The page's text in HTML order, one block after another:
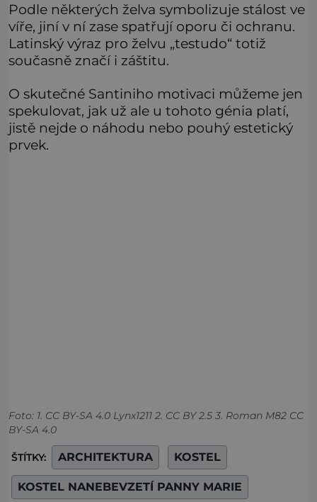
Podle některých želva symbolizuje stálost ve
víře, jiní v ní zase spatřují oporu či ochranu.
Latinský výraz pro želvu „testudo“ totiž
současně značí i záštitu.
O skutečné Santiniho motivaci můžeme jen
spekulovat, jak už ale u tohoto génia platí,
jistě nejde o náhodu nebo pouhý estetický
prvek.
Foto: 1. CC BY-SA 4.0 Lynx1211 2. CC BY 2.5 3. Roman M82 CC
BY-SA 4.0
ŠTÍTKY: ARCHITEKTURA KOSTEL
KOSTEL NANEBEVZETÍ PANNY MARIE